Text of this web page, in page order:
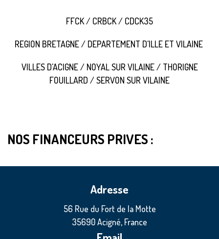
FFCK / CRBCK / CDCK35
REGION BRETAGNE / DEPARTEMENT D'ILLE ET VILAINE
VILLES D'ACIGNE / NOYAL SUR VILAINE / THORIGNE
FOUILLARD / SERVON SUR VILAINE
NOS FINANCEURS PRIVES :
Adresse
56 Rue du Fort de la Motte
35690 Acigné, France